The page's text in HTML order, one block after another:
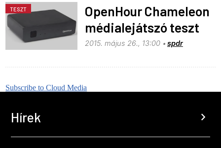
TESZT
OpenHour Chameleon
médialejátszó teszt
2015. május 26., 13:00 spdr
Subscribe to Cloud Media
Hírek chevron_right